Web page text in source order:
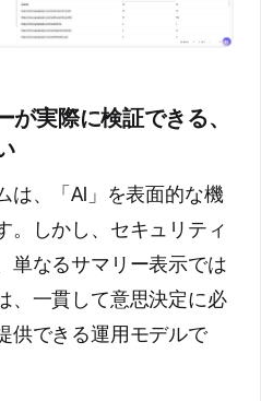
実際に検証できる、
は、「AI」を表面的な機
。しかし、セキュリティ
単なるサマリー表示では
、一貫して意思決定に必
供できる運用モデルで